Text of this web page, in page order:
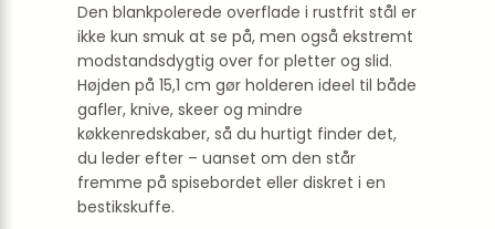
Den blankpolerede overflade i rustfrit stål er
ikke kun smuk at se på, men også ekstremt
modstandsdygtig over for pletter og slid.
Højden på 15,1 cm gør holderen ideel til både
gafler, knive, skeer og mindre
køkkenredskaber, så du hurtigt finder det,
du leder efter – uanset om den står
fremme på spisebordet eller diskret i en
bestikskuffe.